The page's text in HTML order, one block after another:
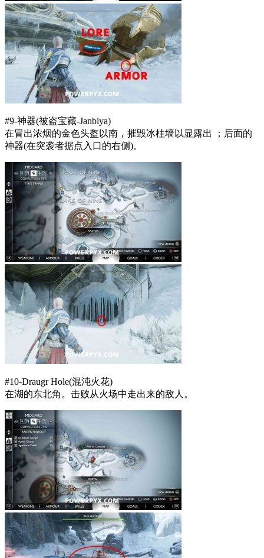
#9-神器(被盗宝藏-Janbiya)
在冒出浓烟的金色头盔以南，摧毁冰柱墙以显露出 ；后面的
神器(在突袭者据点入口的右侧)。
#10-Draugr Hole(混沌火花)
在湖的东北角。击败从火场中走出来的敌人。